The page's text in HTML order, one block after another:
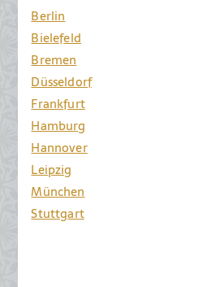
Berlin
Bielefeld
Bremen
Düsseldorf
Frankfurt
Hamburg
Hannover
Leipzig
München
Stuttgart